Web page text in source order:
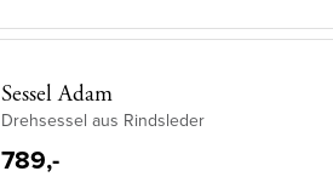
Sessel Adam
Drehsessel aus Rindsleder
789,-